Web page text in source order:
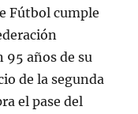
Fútbol cumple
95 años de su
de la segunda
el pase del